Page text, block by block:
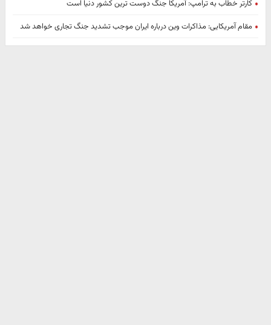
کارتر خطاب به ترامپ: آمریکا جنگ دوست ترین کشور دنیا است
مقام آمریکایی: مذاکرات وین درباره ایران موجب تشدید جنگ تجاری خواهد شد